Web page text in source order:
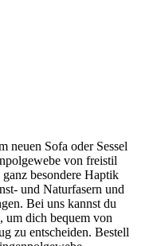
neuen Sofa oder Sessel
von freistil
besondere Haptik
und Naturfasern und
Bei uns kannst du
um dich bequem von
zu entscheiden. Bestell